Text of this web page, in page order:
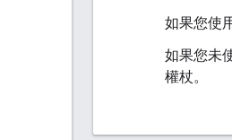
如果您使
如果您未
權杖。